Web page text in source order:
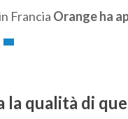
Francia Orange ha
la qualità di